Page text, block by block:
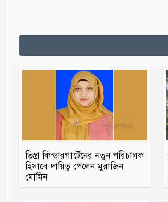
তিস্তা কিন্ডারগার্টেনের নতুন পরিচালক
হিসাবে দায়িত্ব পেলেন মুরাজিন
মোমিন